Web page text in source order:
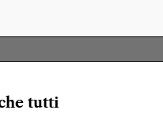
tutti